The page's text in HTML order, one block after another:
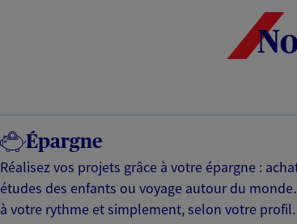
Épargne
Réalisez vos projets grâce à votre épargne :
études des enfants ou voyage autour du
à votre rythme et simplement, selon votre profil.